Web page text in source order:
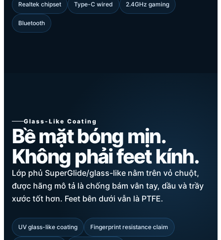
Realtek chipset Type-C wired 2.4GHz gaming
Bluetooth
Glass-Like Coating
Bề mặt bóng mịn.
Không phải feet kính.
Lớp phủ SuperGlide/glass-like nằm trên vỏ chuột,
được hãng mô tả là chống bám vân tay, dầu và trầy
xước tốt hơn. Feet bên dưới vẫn là PTFE.
UV glass-like coating Fingerprint resistance claim